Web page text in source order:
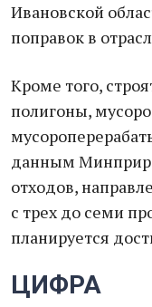
Ивановской
поправок в
Кроме того,
полигоны,
данным
отходов,
с трех до семи
планируется
ЦИФРА